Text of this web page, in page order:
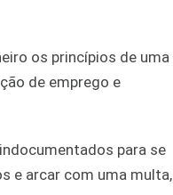
os princípios de uma
de emprego e
para se
e arcar com uma multa,